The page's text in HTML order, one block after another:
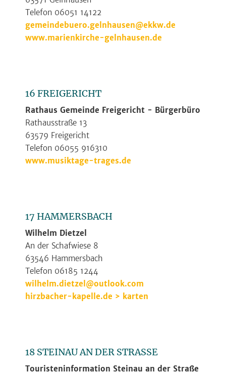
Telefon 06051 14122
gemeindebuero.gelnhausen@ekkw.de
www.marienkirche-gelnhausen.de
16 FREIGERICHT
Rathaus Gemeinde Freigericht - Bürgerbüro
Rathausstraße 13
63579 Freigericht
Telefon 06055 916310
www.musiktage-trages.de
17 HAMMERSBACH
Wilhelm Dietzel
An der Schafwiese 8
63546 Hammersbach
Telefon 06185 1244
wilhelm.dietzel@outlook.com
hirzbacher-kapelle.de > karten
18 STEINAU AN DER STRASSE
Touristeninformation Steinau an der Straße